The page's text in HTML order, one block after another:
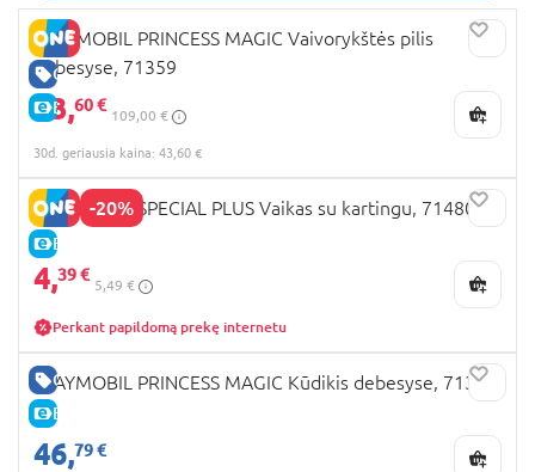
GERA KAINA
E-KAINA
PLAYMOBIL PRINCESS MAGIC Vaivorykštės pilis
debesyse, 71359
43,60 €
109,00 €
30d. geriausia kaina: 43,60 €
-20%
E-KAINA
PLAYMOBIL SPECIAL PLUS Vaikas su kartingu, 71480
4,39 €
5,49 €
Perkant papildomą prekę internetu
GERA KAINA
E-KAINA
PLAYMOBIL PRINCESS MAGIC Kūdikis debesyse, 71360
46,79 €